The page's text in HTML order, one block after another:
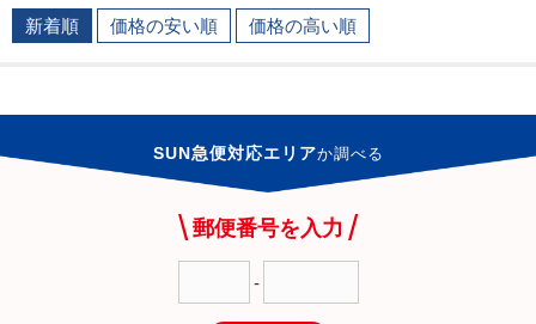
新着順
価格の安い順 価格の高い順
SUN急便対応エリアか調べる
郵便番号を入力
-